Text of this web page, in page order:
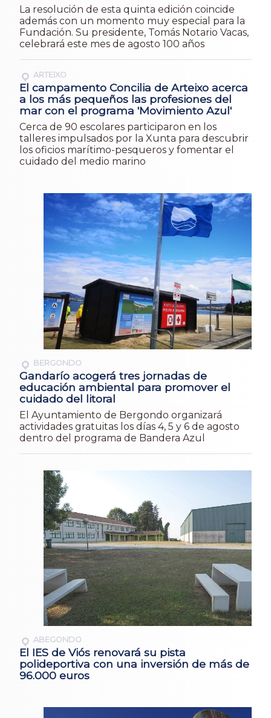
La resolución de esta quinta edición coincide
además con un momento muy especial para la
Fundación. Su presidente, Tomás Notario Vacas,
celebrará este mes de agosto 100 años
ARTEIXO
El campamento Concilia de Arteixo acerca
a los más pequeños las profesiones del
mar con el programa 'Movimiento Azul'
Cerca de 90 escolares participaron en los
talleres impulsados por la Xunta para descubrir
los oficios marítimo-pesqueros y fomentar el
cuidado del medio marino
BERGONDO
Gandarío acogerá tres jornadas de
educación ambiental para promover el
cuidado del litoral
El Ayuntamiento de Bergondo organizará
actividades gratuitas los días 4, 5 y 6 de agosto
dentro del programa de Bandera Azul
ABEGONDO
El IES de Viós renovará su pista
polideportiva con una inversión de más de
96.000 euros